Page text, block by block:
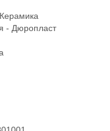
- Дюропласт